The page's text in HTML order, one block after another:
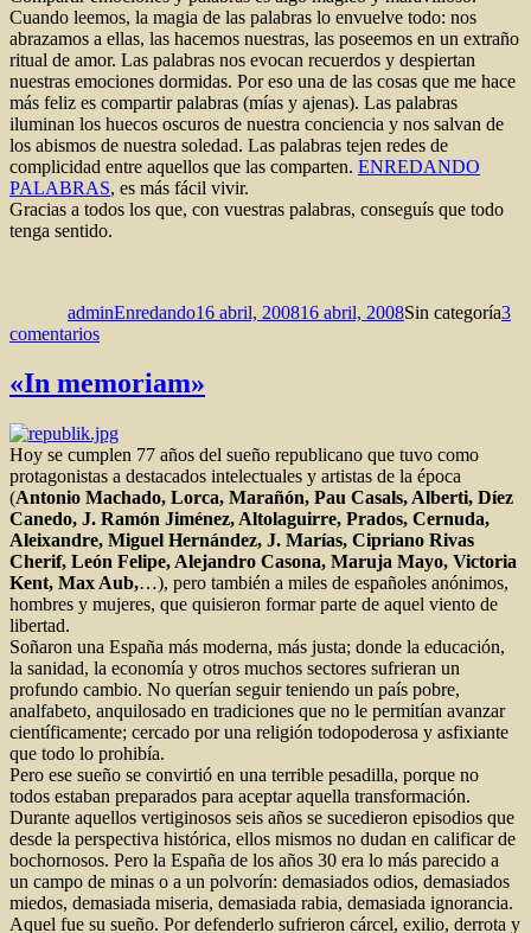
Cuando leemos, la magia de las palabras lo envuelve todo: nos
abrazamos a ellas, las hacemos nuestras, las poseemos en un extraño
ritual de amor. Las palabras nos evocan recuerdos y despiertan
nuestras emociones dormidas. Por eso una de las cosas que me hace
más feliz es compartir palabras (mías y ajenas). Las palabras
iluminan los huecos oscuros de nuestra conciencia y nos salvan de
los abismos de nuestra soledad. Las palabras tejen redes de
complicidad entre aquellos que las comparten. ENREDANDO
PALABRAS, es más fácil vivir.
Gracias a todos los que, con vuestras palabras, conseguís que todo
tenga sentido.
adminEnredando16 abril, 200816 abril, 2008Sin categoría3
comentariosen
«In memoriam»
Hoy se cumplen 77 años del sueño republicano que tuvo como
protagonistas a destacados intelectuales y artistas de la época
(Antonio Machado, Lorca, Marañón, Pau Casals, Alberti, Díez
Canedo, J. Ramón Jiménez, Altolaguirre, Prados, Cernuda,
Aleixandre, Miguel Hernández, J. Marías, Cipriano Rivas
Cherif, León Felipe, Alejandro Casona, Maruja Mayo, Victoria
Kent, Max Aub,…), pero también a miles de españoles anónimos,
hombres y mujeres, que quisieron formar parte de aquel viento de
libertad.
Soñaron una España más moderna, más justa; donde la educación,
la sanidad, la economía y otros muchos sectores sufrieran un
profundo cambio. No querían seguir teniendo un país pobre,
analfabeto, anquilosado en tradiciones que no le permitían avanzar
científicamente; cercado por una religión todopoderosa y asfixiante
que todo lo prohibía.
Pero ese sueño se convirtió en una terrible pesadilla, porque no
todos estaban preparados para aceptar aquella transformación.
Durante aquellos vertiginosos seis años se sucedieron episodios que
desde la perspectiva histórica, ellos mismos no dudan en calificar de
bochornosos. Pero la España de los años 30 era lo más parecido a
un campo de minas o a un polvorín: demasiados odios, demasiados
miedos, demasiada miseria, demasiada rabia, demasiada ignorancia.
Aquel fue su sueño. Por defenderlo sufrieron cárcel, exilio, derrota y